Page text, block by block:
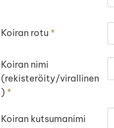
Koiran rotu *
Koiran nimi
(rekisteröity/virallinen
) *
Koiran kutsumanimi